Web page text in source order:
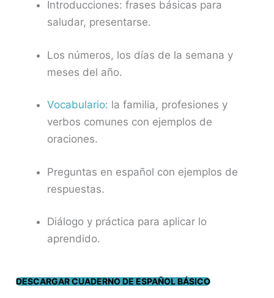
Introducciones: frases básicas para
saludar, presentarse.
Los números, los días de la semana y
meses del año.
Vocabulario: la familia, profesiones y
verbos comunes con ejemplos de
oraciones.
Preguntas en español con ejemplos de
respuestas.
Diálogo y práctica para aplicar lo
aprendido.
DESCARGAR CUADERNO DE ESPAÑOL BÁSICO